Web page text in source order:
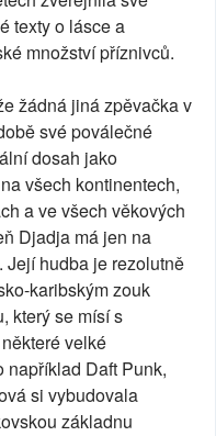
texty o lásce a
množství příznivců.
žádná jiná zpěvačka v
své poválečné
dosah jako
všech kontinentech,
a ve všech věkových
Djadja má jen na
Její hudba je rezolutně
karibským zouk
který se mísí s
velké
například Daft Punk,
si vybudovala
základnu